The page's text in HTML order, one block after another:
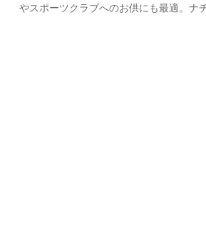
やスポーツクラブへのお供にも最適。ナ